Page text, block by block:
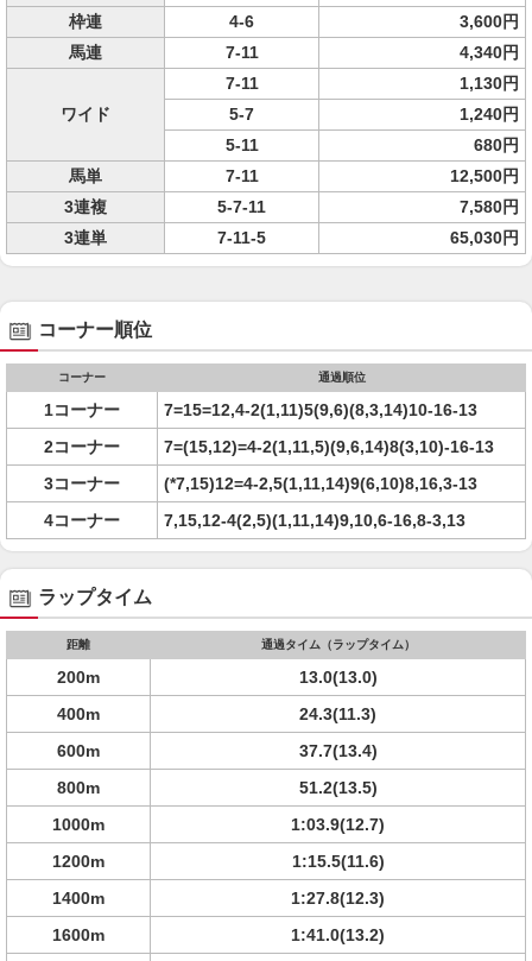
枠連
4-6
3,600円
馬連
7-11 4,340円
ワイド
7-11
1,130円
5-7
1,240円
5-11
680円
馬単
7-11
12,500円
3連複
5-7-11
7,580円
3連単
7-11-5 65,030円
コーナー順位
コーナー 通過順位
1コーナー
7=15=12,4-2(1,11)5(9,6)(8,3,14)10-16-13
2コーナー
7=(15,12)=4-2(1,11,5)(9,6,14)8(3,10)-16-13
3コーナー
(*7,15)12=4-2,5(1,11,14)9(6,10)8,16,3-13
4コーナー
7,15,12-4(2,5)(1,11,14)9,10,6-16,8-3,13
ラップタイム
距離 通過タイム（ラップタイム）
200m
13.0(13.0)
400m
24.3(11.3)
600m
37.7(13.4)
800m
51.2(13.5)
1000m
1:03.9(12.7)
1200m
1:15.5(11.6)
1400m
1:27.8(12.3)
1600m
1:41.0(13.2)